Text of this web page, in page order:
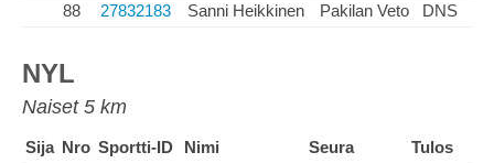
88
27832183 Sanni Heikkinen Pakilan Veto DNS
NYL
Naiset 5 km
Sija Nro Sportti-ID Nimi Seura
Tulos